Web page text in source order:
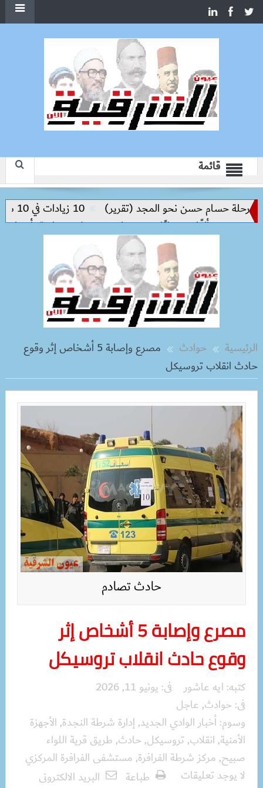
قائمة
حسام حسن نحو المجد (تقرير)
10 زيادات في 10 سنوات.. هل حان الوقت لرفع دعم البنزين نهائيا؟
حملات بيطرية بأسوان
الرئيسية حوادث
مصرع وإصابة 5 أشخاص إثر وقوع
حادث انقلاب تروسيكل
حادث تصادم
مصرع وإصابة 5 أشخاص إثر
وقوع حادث انقلاب تروسيكل
كتبه: ايه عاشور فى: يونيو 11, 2026
فى: حوادث, عاجل
وسوم:أخبار الوادي الجديد,إدارة شرطة النجدة, الأجهزة
الأمنية, انقلاب, تروسيكل, حادث, طريق قرية اللواء
صبيح, مركز شرطة الفرافرة, مستشفى الفرافرة المركزي
لا يوجد تعليقات
طباعة البريد الالكترونى